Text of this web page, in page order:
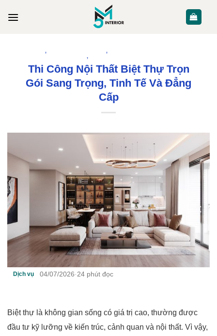
, THI CÔNG NỘI THẤT,
PHÚC,
Thi Công Nội Thất Biệt Thự Trọn
Gói Sang Trọng, Tinh Tế Và Đẳng
Cấp
Dịch vụ 04/07/2026· 24 phút đọc
Biệt thự là không gian sống có giá trị cao, thường được
đầu tư kỹ lưỡng về kiến trúc, cảnh quan và nội thất. Vì vậy,